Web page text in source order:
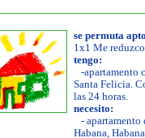
se permuta
1x1 Me
tengo:
-apartamento
Santa Felicia.
las 24 horas.
necesito:
- apartamento
Habana,